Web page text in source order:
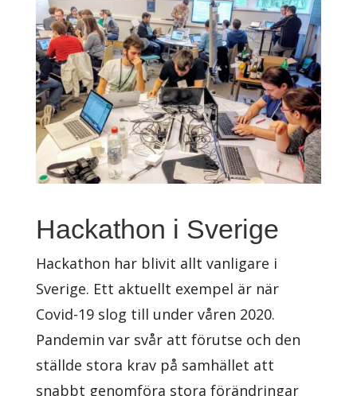
Hackathon i Sverige
Hackathon har blivit allt vanligare i
Sverige. Ett aktuellt exempel är när
Covid-19 slog till under våren 2020.
Pandemin var svår att förutse och den
ställde stora krav på samhället att
snabbt genomföra stora förändringar